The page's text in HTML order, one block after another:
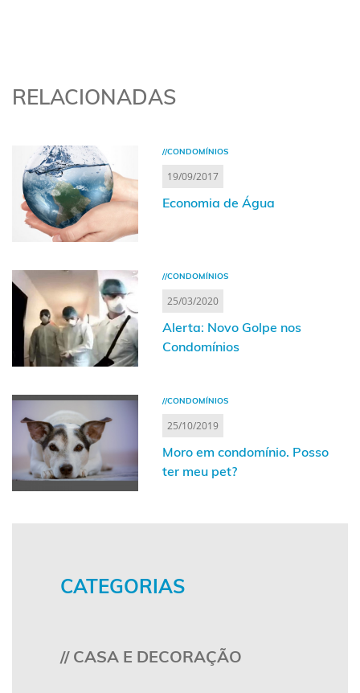
RELACIONADAS
//CONDOMÍNIOS
19/09/2017
Economia de Água
//CONDOMÍNIOS
25/03/2020
Alerta: Novo Golpe nos
Condomínios
//CONDOMÍNIOS
25/10/2019
Moro em condomínio. Posso
ter meu pet?
CATEGORIAS
// CASA E DECORAÇÃO